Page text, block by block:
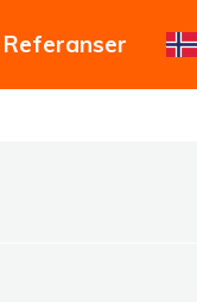
Referanser